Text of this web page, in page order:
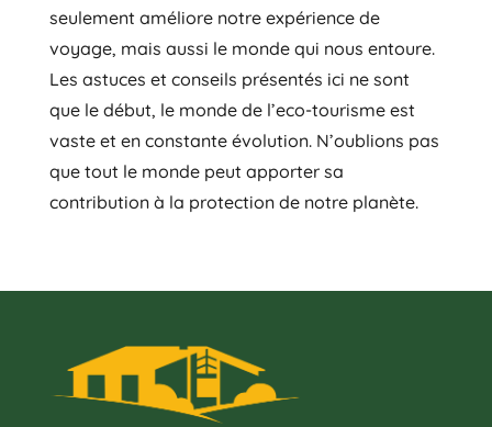
seulement améliore notre expérience de
voyage, mais aussi le monde qui nous entoure.
Les astuces et conseils présentés ici ne sont
que le début, le monde de l’eco-tourisme est
vaste et en constante évolution. N’oublions pas
que tout le monde peut apporter sa
contribution à la protection de notre planète.